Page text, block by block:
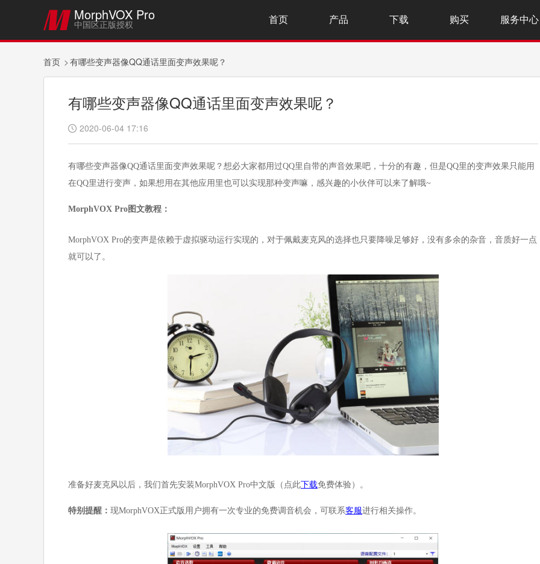
 MorphVOX Pro
中国区正版授权
首页 产品 下载 购买 服务中心
首页 有哪些变声器像QQ通话里面变声效果呢？
有哪些变声器像QQ通话里面变声效果呢？
 2020-06-04 17:16
有哪些变声器像QQ通话里面变声效果呢？想必大家都用过QQ里自带的声音效果吧，十分的有趣，但是QQ里的变声效果只能用
在QQ里进行变声，如果想用在其他应用里也可以实现那种变声嘛，感兴趣的小伙伴可以来了解哦~
MorphVOX Pro图文教程：
MorphVOX Pro的变声是依赖于虚拟驱动运行实现的，对于佩戴麦克风的选择也只要降噪足够好，没有多余的杂音，音质好一点
就可以了。
准备好麦克风以后，我们首先安装MorphVOX Pro中文版（点此下载免费体验）。
特别提醒： 现MorphVOX正式版用户拥有一次专业的免费调音机会，可联系客服进行相关操作。